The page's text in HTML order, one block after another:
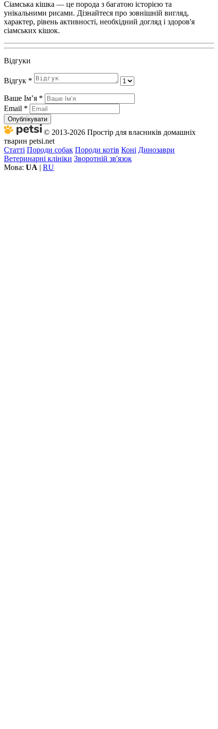
Сіамська кішка — це порода з багатою історією та
унікальними рисами. Дізнайтеся про зовнішній вигляд,
характер, рівень активності, необхідний догляд і здоров'я
сіамських кішок.
Відгуки
Відгук *
Ваше Імʼя *
Email *
Опублікувати
© 2013-2026 Простір для власників домашніх
тварин petsi.net
Статті Породи собак Породи котів Коні Динозаври
Ветеринарні клініки Зворотній зв'язок
Мова: UA | RU